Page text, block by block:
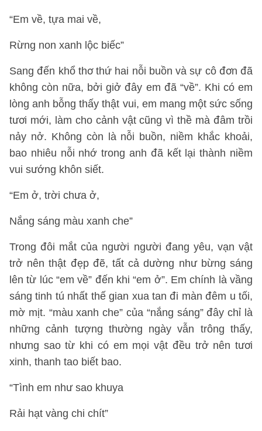
“Em về, tựa mai về,
Rừng non xanh lộc biếc”
Sang đến khổ thơ thứ hai nỗi buồn và sự cô đơn đã
không còn nữa, bởi giở đây em đã “về”. Khi có em
lòng anh bỗng thấy thật vui, em mang một sức sống
tươi mới, làm cho cảnh vật cũng vì thề mà đâm trồi
nảy nở. Không còn là nỗi buồn, niềm khắc khoải,
bao nhiêu nỗi nhớ trong anh đã kết lại thành niềm
vui sướng khôn siết.
“Em ở, trời chưa ở,
Nắng sáng màu xanh che”
Trong đôi mắt của người người đang yêu, vạn vật
trở nên thật đẹp đẽ, tất cả dường như bừng sáng
lên từ lúc “em về” đến khi “em ở”. Em chính là vầng
sáng tinh tú nhất thế gian xua tan đi màn đêm u tối,
mờ mịt. “màu xanh che” của “nắng sáng” đây chỉ là
những cảnh tượng thường ngày vẫn trông thấy,
nhưng sao từ khi có em mọi vật đều trở nên tươi
xinh, thanh tao biết bao.
“Tình em như sao khuya
Rải hạt vàng chi chít”